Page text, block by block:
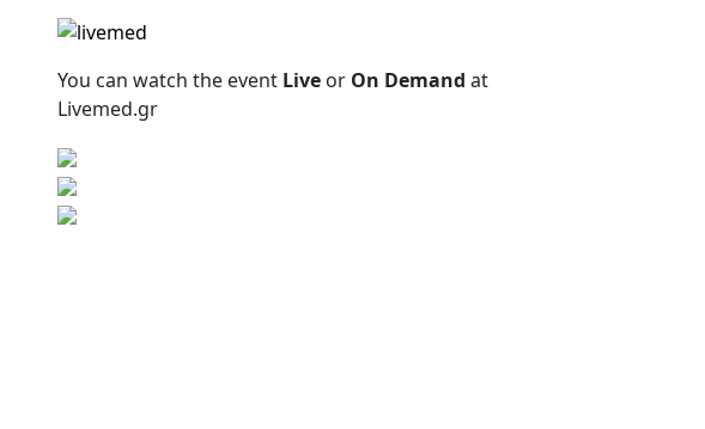
You can watch the event Live or On Demand at
Livemed.gr